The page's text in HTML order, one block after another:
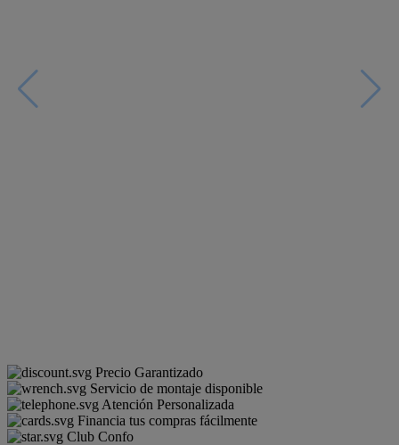
Precio Garantizado
Servicio de montaje disponible
Atención Personalizada
Financia tus compras fácilmente
Club Confo